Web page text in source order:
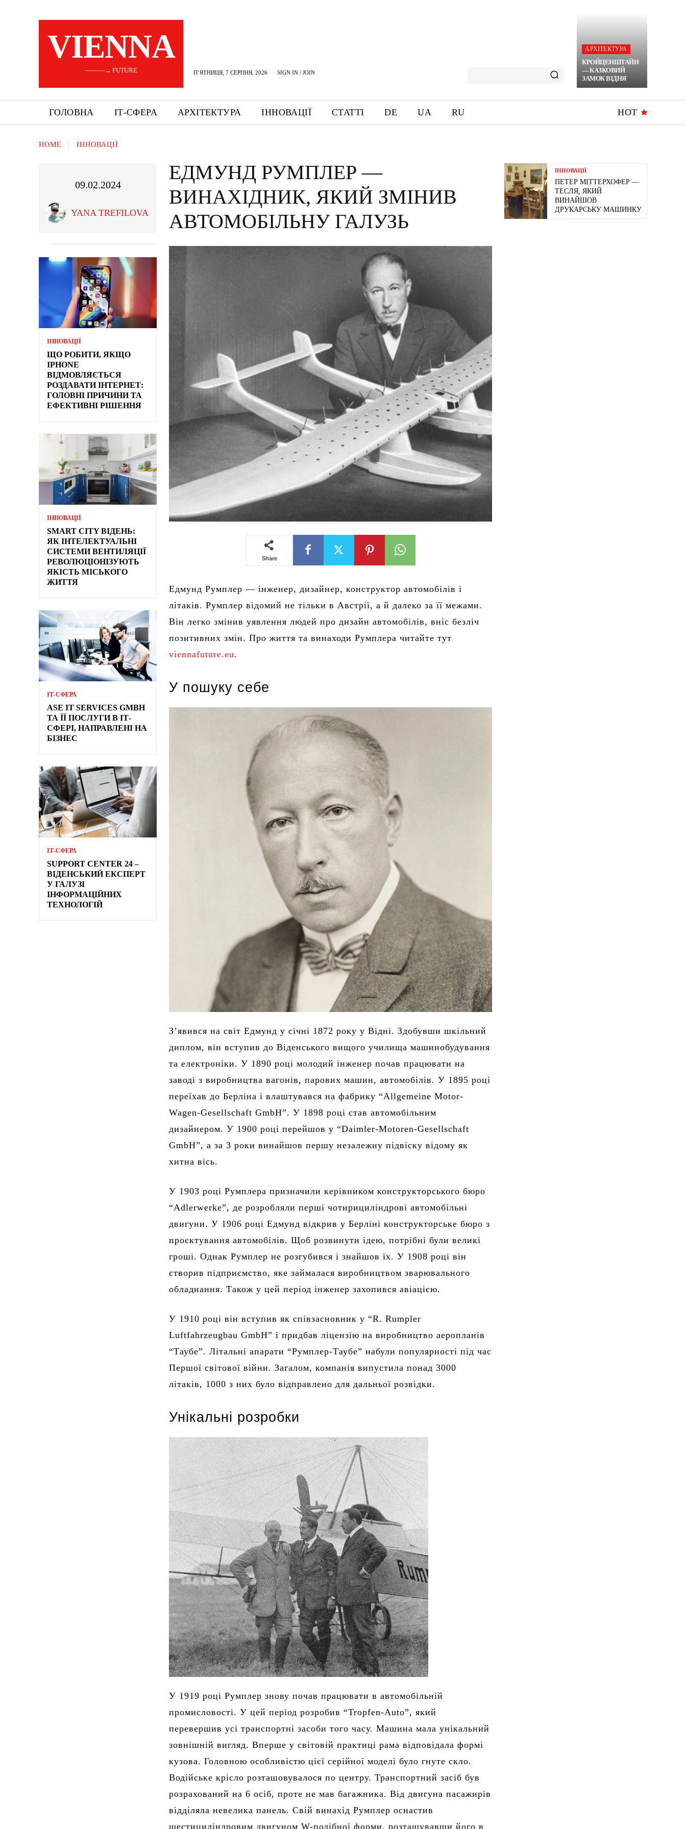
VIENNA
———→ FUTURE П’ЯТНИЦЯ, 7 СЕРПНЯ, 2026 SIGN IN / JOIN
АРХІТЕКТУРА
КРОЙЦЕНШТАЙН
— КАЗКОВИЙ
ЗАМОК ВІДНЯ
ГОЛОВНА ІТ-СФЕРА АРХІТЕКТУРА ІННОВАЦІЇ СТАТТІ DE UA RU HOT
HOME ІННОВАЦІЇ
09.02.2024
YANA TREFILOVA
ІННОВАЦІЇ
ЩО РОБИТИ, ЯКЩО
IPHONE
ВІДМОВЛЯЄТЬСЯ
РОЗДАВАТИ ІНТЕРНЕТ:
ГОЛОВНІ ПРИЧИНИ ТА
ЕФЕКТИВНІ РІШЕННЯ
ІННОВАЦІЇ
SMART CITY ВІДЕНЬ:
ЯК ІНТЕЛЕКТУАЛЬНІ
СИСТЕМИ ВЕНТИЛЯЦІЇ
РЕВОЛЮЦІОНІЗУЮТЬ
ЯКІСТЬ МІСЬКОГО
ЖИТТЯ
ІТ-СФЕРА
ASE IT SERVICES GMBH
ТА ЇЇ ПОСЛУГИ В ІТ-
СФЕРІ, НАПРАВЛЕНІ НА
БІЗНЕС
ІТ-СФЕРА
SUPPORT CENTER 24 –
ВІДЕНСЬКИЙ ЕКСПЕРТ
У ГАЛУЗІ
ІНФОРМАЦІЙНИХ
ТЕХНОЛОГІЙ
ЕДМУНД РУМПЛЕР —
ВИНАХІДНИК, ЯКИЙ ЗМІНИВ
АВТОМОБІЛЬНУ ГАЛУЗЬ
Share
Едмунд Румплер — інженер, дизайнер, конструктор автомобілів і
літаків. Румплер відомий не тільки в Австрії, а й далеко за її межами.
Він легко змінив уявлення людей про дизайн автомобілів, вніс безліч
позитивних змін. Про життя та винаходи Румплера читайте тут
viennafuture.eu.
У пошуку себе
З’явився на світ Едмунд у січні 1872 року у Відні. Здобувши шкільний
диплом, він вступив до Віденського вищого училища машинобудування
та електроніки. У 1890 році молодий інженер почав працювати на
заводі з виробництва вагонів, парових машин, автомобілів. У 1895 році
переїхав до Берліна і влаштувався на фабрику “Allgemeine Motor-
Wagen-Gesellschaft GmbH”. У 1898 році став автомобільним
дизайнером. У 1900 році перейшов у “Daimler-Motoren-Gesellschaft
GmbH”, а за 3 роки винайшов першу незалежну підвіску відому як
хитна вісь.
У 1903 році Румплера призначили керівником конструкторського бюро
“Adlerwerke”, де розробляли перші чотирициліндрові автомобільні
двигуни. У 1906 році Едмунд відкрив у Берліні конструкторське бюро з
проєктування автомобілів. Щоб розвинути ідею, потрібні були великі
гроші. Однак Румплер не розгубився і знайшов їх. У 1908 році він
створив підприємство, яке займалася виробництвом зварювального
обладнання. Також у цей період інженер захопився авіацією.
У 1910 році він вступив як співзасновник у “R. Rumpler
Luftfahrzeugbau GmbH” і придбав ліцензію на виробництво аеропланів
“Таубе”. Літальні апарати “Румплер-Таубе” набули популярності під час
Першої світової війни. Загалом, компанія випустила понад 3000
літаків, 1000 з них було відправлено для дальньої розвідки.
Унікальні розробки
У 1919 році Румплер знову почав працювати в автомобільній
промисловості. У цей період розробив “Tropfen-Auto”, який
перевершив усі транспортні засоби того часу. Машина мала унікальний
зовнішній вигляд. Вперше у світовій практиці рама відповідала формі
кузова. Головною особливістю цієї серійної моделі було гнуте скло.
Водійське крісло розташовувалося по центру. Транспортний засіб був
розрахований на 6 осіб, проте не мав багажника. Від двигуна пасажирів
відділяла невелика панель. Свій винахід Румплер оснастив
шестициліндровим двигуном W-подібної форми, розташувавши його в
ІННОВАЦІЇ
ПЕТЕР МІТТЕРХОФЕР —
ТЕСЛЯ, ЯКИЙ
ВИНАЙШОВ
ДРУКАРСЬКУ МАШИНКУ